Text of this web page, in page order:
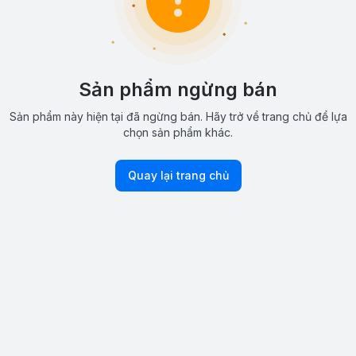
Sản phẩm ngừng bán
Sản phẩm này hiện tại đã ngừng bán. Hãy trở về trang chủ để lựa
chọn sản phẩm khác.
Quay lại trang chủ